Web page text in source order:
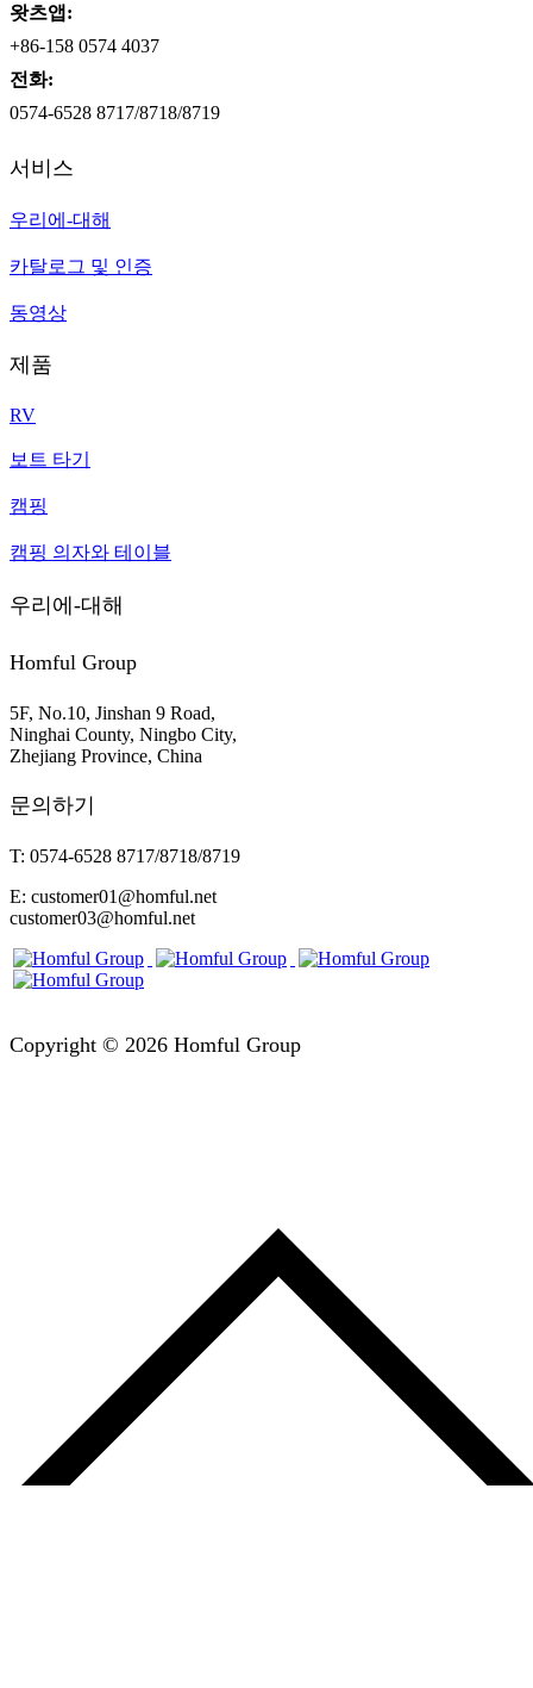
왓츠앱:
+86-158 0574 4037
전화:
0574-6528 8717/8718/8719
서비스
우리에-대해
카탈로그 및 인증
동영상
제품
RV
보트 타기
캠핑
캠핑 의자와 테이블
우리에-대해
Homful Group
5F, No.10, Jinshan 9 Road,
Ninghai County, Ningbo City,
Zhejiang Province, China
문의하기
T: 0574-6528 8717/8718/8719
E: customer01@homful.net
customer03@homful.net
Copyright © 2026 Homful Group